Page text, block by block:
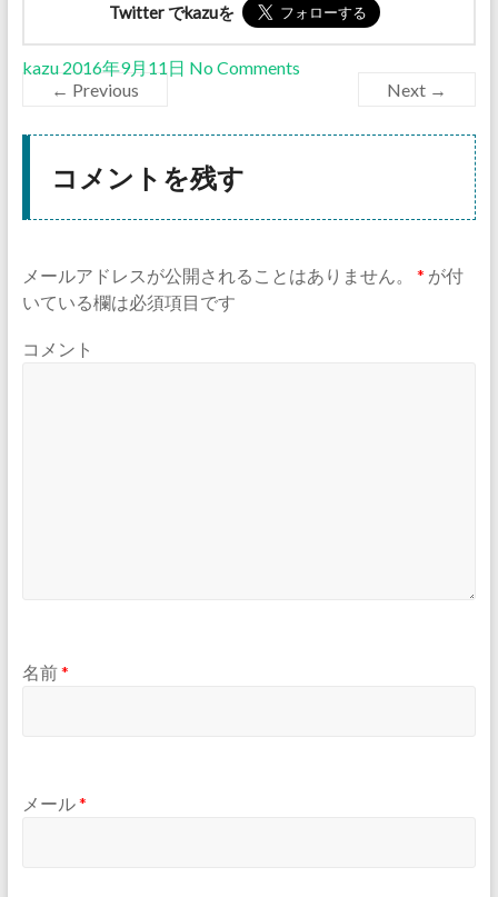
Twitter でkazuを
kazu 2016年9月11日 No Comments
← Previous
Next →
コメントを残す
メールアドレスが公開されることはありません。 * が付
いている欄は必須項目です
コメント
名前*
メール*